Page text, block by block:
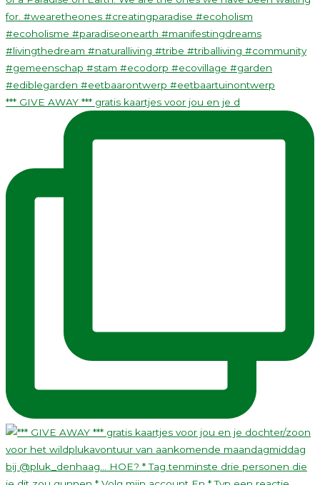
*** GIVE AWAY *** gratis kaartjes voor jou en je d